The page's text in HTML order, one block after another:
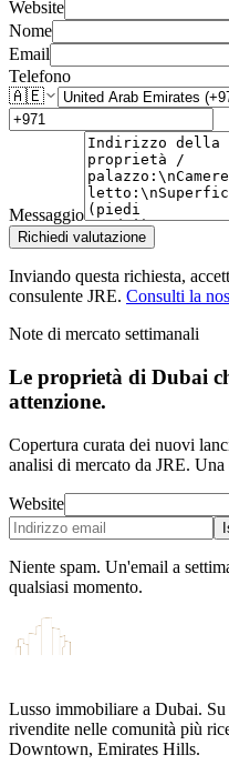
Website
Nome
Email
Telefono
🇦🇪
Messaggio
Richiedi valutazione
Inviando questa richiesta,
consulente JRE. Consulti la
Note di mercato settimanali
Le proprietà di Dubai
attenzione.
Copertura curata dei nuovi
analisi di mercato da JRE. Una
Website
Niente spam. Un'email a
qualsiasi momento.
Lusso immobiliare a Dubai.
rivendite nelle comunità più
Downtown, Emirates Hills.